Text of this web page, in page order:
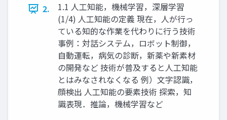
2.
1.1 人工知能，機械学習，深層学習
(1/4) 人工知能の定義 現在，人が行っ
ている知的な作業を代わりに行う技術
事例：対話システム，ロボット制御，
自動運転，病気の診断，新薬や新素材
の開発など 技術が普及すると人工知能
とはみなされなくなる 例）文字認識，
顔検出 人工知能の要素技術 探索，知
識表現．推論，機械学習など